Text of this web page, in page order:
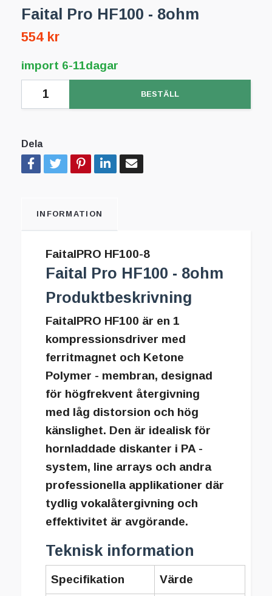
Faital Pro HF100 - 8ohm
554 kr
import 6-11dagar
BESTÄLL
Dela
INFORMATION
FaitalPRO HF100-8
Faital Pro HF100 - 8ohm
Produktbeskrivning
FaitalPRO HF100 är en 1
kompressionsdriver med
ferritmagnet och Ketone
Polymer - membran, designad
för högfrekvent återgivning
med låg distorsion och hög
känslighet. Den är idealisk för
hornladdade diskanter i PA -
system, line arrays och andra
professionella applikationer där
tydlig vokalåtergivning och
effektivitet är avgörande.
Teknisk information
Specifikation Värde